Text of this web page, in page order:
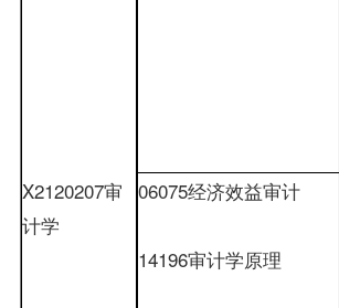
X2120207审
计学
06075经济效益审计
14196审计学原理